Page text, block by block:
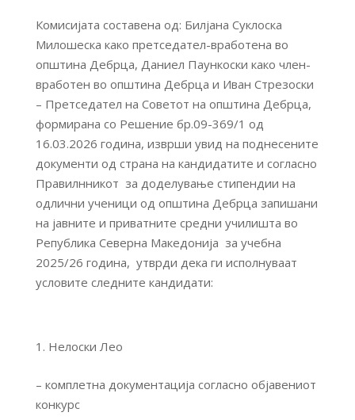
Комисијата составена од: Билјана Суклоска
Милошеска како претседател-вработена во
општина Дебрца, Даниел Паункоски како член-
вработен во општина Дебрца и Иван Стрезоски
– Претседател на Советот на општина Дебрца,
формирана со Решение бр.09-369/1 од
16.03.2026 година, изврши увид на поднесените
документи од страна на кандидатите и согласно
Правилнникот за доделување стипендии на
одлични ученици од општина Дебрца запишани
на јавните и приватните средни училишта во
Република Северна Македонија за учебна
2025/26 година, утврди дека ги исполнуваат
условите следните кандидати:
Нелоски Лео
– комплетна документација согласно објавениот
конкурс